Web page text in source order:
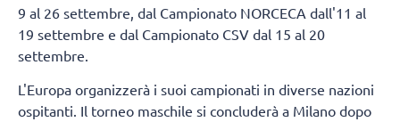
9 al 26 settembre, dal Campionato NORCECA dall'11 al
19 settembre e dal Campionato CSV dal 15 al 20
settembre.
L'Europa organizzerà i suoi campionati in diverse nazioni
ospitanti. Il torneo maschile si concluderà a Milano dopo